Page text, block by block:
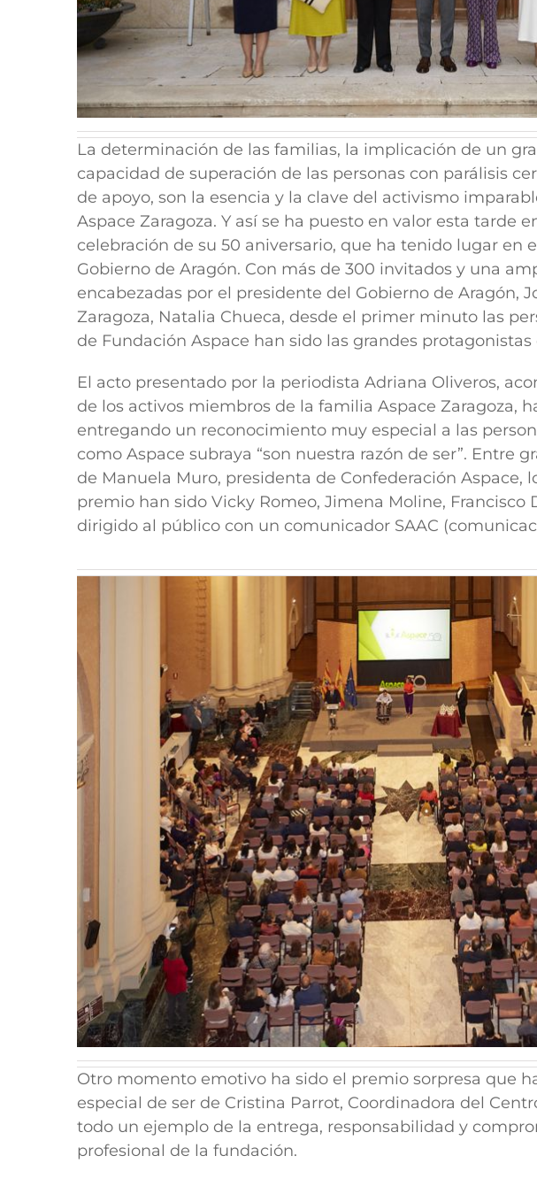
La determinación de las familias, la implicación de un
capacidad de superación de las personas con parálisis
de apoyo, son la esencia y la clave del activismo
Aspace Zaragoza. Y así se ha puesto en valor esta tarde
celebración de su 50 aniversario, que ha tenido lugar en
Gobierno de Aragón. Con más de 300 invitados y una
encabezadas por el presidente del Gobierno de Aragón,
Zaragoza, Natalia Chueca, desde el primer minuto las
de Fundación Aspace han sido las grandes protagonistas
El acto presentado por la periodista Adriana Oliveros,
de los activos miembros de la familia Aspace Zaragoza,
entregando un reconocimiento muy especial a las
como Aspace subraya “son nuestra razón de ser”. Entre
de Manuela Muro, presidenta de Confederación Aspace,
premio han sido Vicky Romeo, Jimena Moline, Francisco
dirigido al público con un comunicador SAAC
Otro momento emotivo ha sido el premio sorpresa que
especial de ser de Cristina Parrot, Coordinadora del
todo un ejemplo de la entrega, responsabilidad y
profesional de la fundación.